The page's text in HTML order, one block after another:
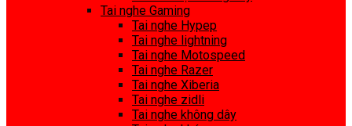
Tai nghe Gaming
Tai nghe Hypep
Tai nghe lightning
Tai nghe Motospeed
Tai nghe Razer
Tai nghe Xiberia
Tai nghe zidli
Tai nghe không dây